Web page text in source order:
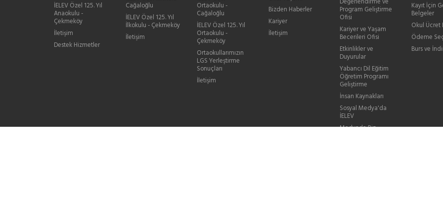
İELEV Özel 125. Yıl
Anaokulu -
Çekmeköy
İletişim
Destek Hizmetler
Cağaloğlu
İELEV Özel 125. Yıl
İlkokulu - Çekmeköy
İletişim
Ortaokulu -
Cağaloğlu
İELEV Özel 125. Yıl
Ortaokulu -
Çekmeköy
Ortaokullarımızın
LGS Yerleştirme
Sonuçları
İletişim
Bizden Haberler
Kariyer
İletişim
Program Geliştirme
Ofisi
Kariyer ve Yaşam
Becerileri Ofisi
Etkinlikler ve
Duyurular
Yabancı Dil Eğitim
Öğretim Programı
Geliştirme
İnsan Kaynakları
Sosyal Medya'da
İELEV
Medyada Biz
Kayıt İçin
Belgeler
Okul Ücret
Ödeme
Burs ve